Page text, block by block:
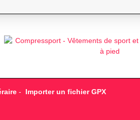
- Importer un fichier GPX